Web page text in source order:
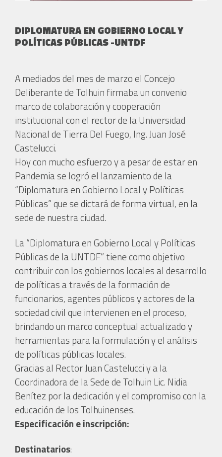
DIPLOMATURA EN GOBIERNO LOCAL Y
POLÍTICAS PÚBLICAS -UNTDF
A mediados del mes de marzo el Concejo
Deliberante de Tolhuin firmaba un convenio
marco de colaboración y cooperación
institucional con el rector de la Universidad
Nacional de Tierra Del Fuego, Ing. Juan José
Castelucci.
Hoy con mucho esfuerzo y a pesar de estar en
Pandemia se logró el lanzamiento de la
“Diplomatura en Gobierno Local y Políticas
Públicas” que se dictará de forma virtual, en la
sede de nuestra ciudad.
La “Diplomatura en Gobierno Local y Políticas
Públicas de la UNTDF” tiene como objetivo
contribuir con los gobiernos locales al desarrollo
de políticas a través de la formación de
funcionarios, agentes públicos y actores de la
sociedad civil que intervienen en el proceso,
brindando un marco conceptual actualizado y
herramientas para la formulación y el análisis
de políticas públicas locales.
Gracias al Rector Juan Castelucci y a la
Coordinadora de la Sede de Tolhuin Lic. Nidia
Benítez por la dedicación y el compromiso con la
educación de los Tolhuinenses.
Especificación e inscripción:
Destinatarios: